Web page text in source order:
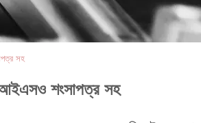
সহ
আইএসও শংসাপত্র সহ